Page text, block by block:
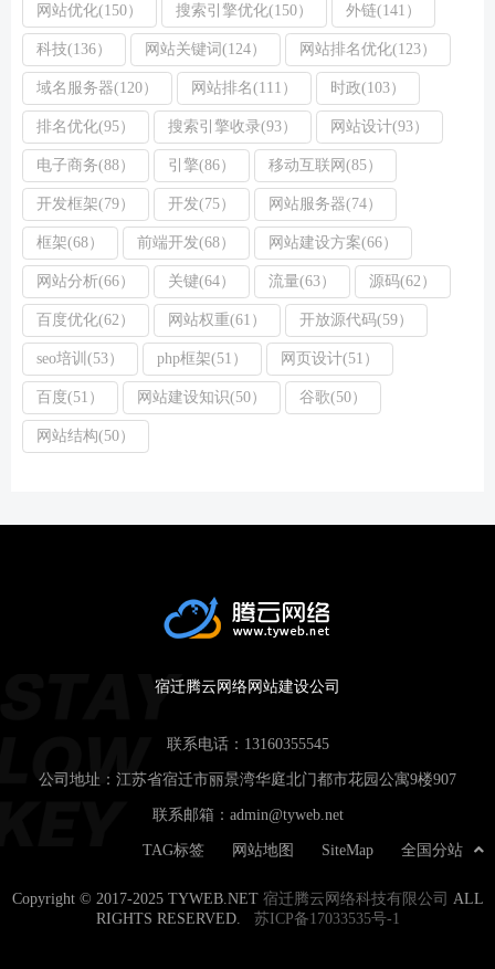
网站优化(150） 搜索引擎优化(150） 外链(141）
科技(136） 网站关键词(124） 网站排名优化(123）
域名服务器(120） 网站排名(111） 时政(103）
排名优化(95） 搜索引擎收录(93） 网站设计(93）
电子商务(88） 引擎(86） 移动互联网(85）
开发框架(79） 开发(75） 网站服务器(74）
框架(68） 前端开发(68） 网站建设方案(66）
网站分析(66） 关键(64） 流量(63） 源码(62）
百度优化(62） 网站权重(61） 开放源代码(59）
seo培训(53） php框架(51） 网页设计(51）
百度(51） 网站建设知识(50） 谷歌(50）
网站结构(50）
宿迁腾云网络网站建设公司
联系电话： 13160355545
公司地址：江苏省宿迁市丽景湾华庭北门都市花园公寓9楼907
联系邮箱： admin@tyweb.net
全国分站
SiteMap
网站地图
TAG标签
Copyright © 2017-2025 TYWEB.NET 宿迁腾云网络科技有限公司 ALL
RIGHTS RESERVED. 苏ICP备17033535号-1